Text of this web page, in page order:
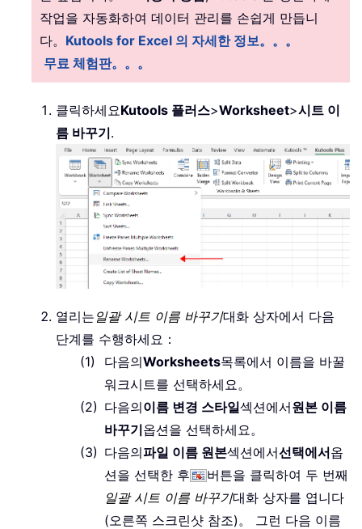
작업을 자동화하여 데이터 관리를 손쉽게 만듭니
다。 Kutools for Excel 의 자세한 정보。。。
무료 체험판。。。
클릭하세요Kutools 플러스>Worksheet>시트 이
름 바꾸기.
열리는 일괄 시트 이름 바꾸기대화 상자에서 다음
단계를 수행하세요：
다음의Worksheets목록에서 이름을 바꿀
워크시트를 선택하세요。
다음의이름 변경 스타일섹션에서원본 이름
바꾸기옵션을 선택하세요。
다음의파일 이름 원본섹션에서선택에서옵
션을 선택한 후
버튼을 클릭하여 두 번째
일괄 시트 이름 바꾸기대화 상자를 엽니다
(오른쪽 스크린샷 참조)。 그런 다음 이름